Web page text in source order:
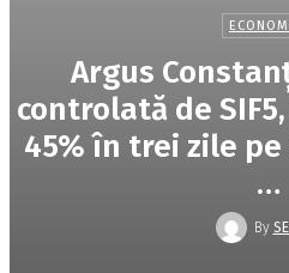
Argus
controlată de
45% în trei zile
…
By